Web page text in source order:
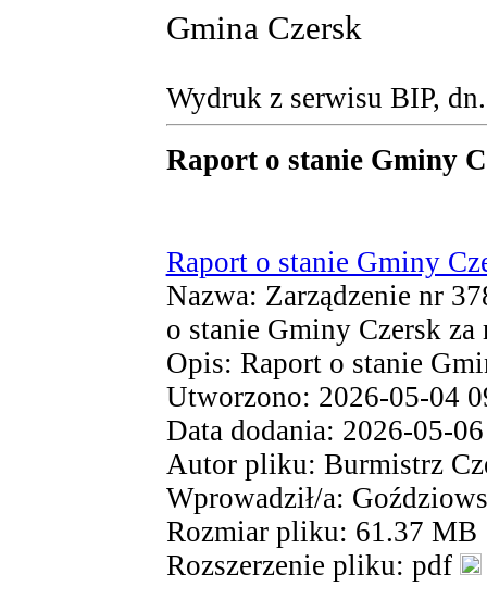
Gmina Czersk
Wydruk z serwisu BIP,
Raport o stanie Gminy
Raport o stanie Gminy
Nazwa: Zarządzenie nr
o stanie Gminy Czersk
Opis: Raport o stanie
Utworzono: 2026-05-04
Data dodania: 2026-05-
Autor pliku: Burmistrz
Wprowadził/a:
Rozmiar pliku: 61.37 MB
Rozszerzenie pliku: pdf